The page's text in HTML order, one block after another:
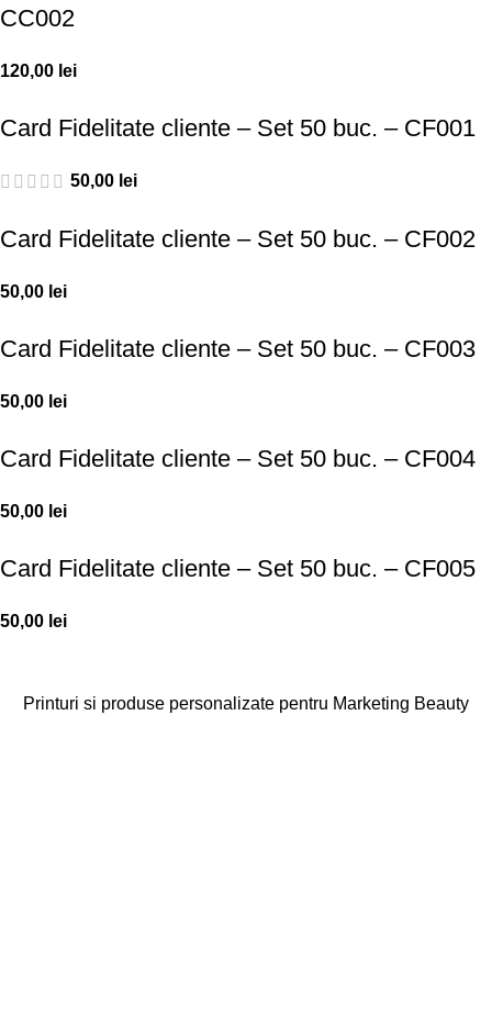
CC002
120,00 lei
Card Fidelitate cliente – Set 50 buc. – CF001
50,00 lei
Card Fidelitate cliente – Set 50 buc. – CF002
50,00 lei
Card Fidelitate cliente – Set 50 buc. – CF003
50,00 lei
Card Fidelitate cliente – Set 50 buc. – CF004
50,00 lei
Card Fidelitate cliente – Set 50 buc. – CF005
50,00 lei
Printuri si produse personalizate pentru Marketing Beauty